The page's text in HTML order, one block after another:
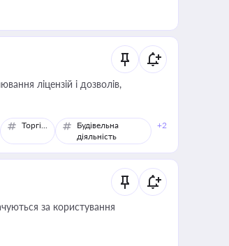
ліцензій і дозволів,
Торгівля
Будівельна
діяльність
+2
за користування